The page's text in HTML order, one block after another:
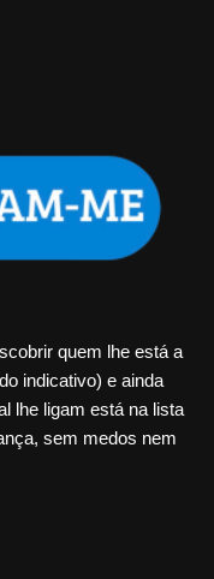
quem lhe está a
indicativo) e ainda
lhe ligam está na lista
sem medos nem